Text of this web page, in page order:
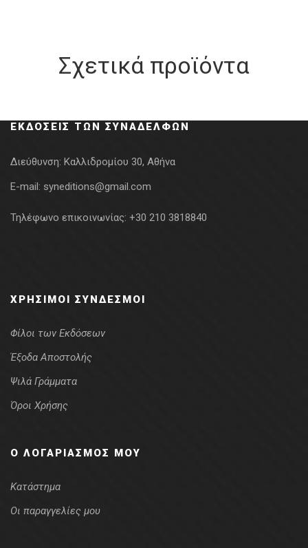
Σχετικά προϊόντα
ΕΚΔΌΣΕΙΣ ΤΩΝ ΣΥΝΑΔΈΛΦΩΝ
Διεύθυνση: Καλλιδρομίου 30, Αθήνα
E-mail: syneditions@gmail.com
Τηλέφωνο επικοινωνίας: +30 210 3818840
ΧΡΉΣΙΜΟΙ ΣΎΝΔΕΣΜΟΙ
Φίλοι των Εκδόσεων
Έξοδα Αποστολής
Ψιλά Γράμματα
Όροι Χρήσης
Ο ΛΟΓΑΡΙΑΣΜΌΣ ΜΟΥ
Κατάστημα
Οι παραγγελίες μου